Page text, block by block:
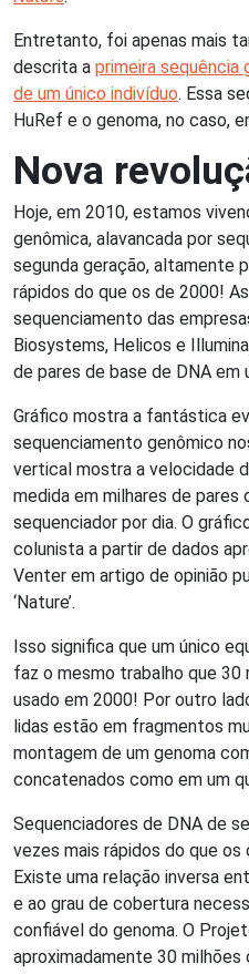
Entretanto, foi apenas mais
descrita a primeira sequência
de um único indivíduo. Essa
HuRef e o genoma, no caso,
Nova
Hoje, em 2010, estamos
genômica, alavancada por
segunda geração, altamente
rápidos do que os de 2000!
sequenciamento das
Biosystems, Helicos e
de pares de base de DNA em
Gráfico mostra a fantástica
sequenciamento genômico
vertical mostra a velocidade
medida em milhares de pares
sequenciador por dia. O
colunista a partir de dados
Venter em artigo de opinião
‘Nature’.
Isso significa que um único
faz o mesmo trabalho que 30
usado em 2000! Por outro
lidas estão em fragmentos
montagem de um genoma
concatenados como em um
Sequenciadores de DNA de
vezes mais rápidos do que os
Existe uma relação inversa
e ao grau de cobertura
confiável do genoma. O
aproximadamente 30 milhões